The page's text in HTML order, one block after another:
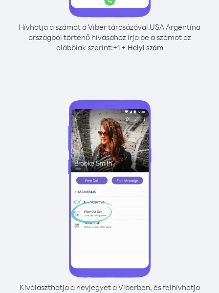
Hívhatja a számot a Viber tárcsázóval.USA Argentína
országból történő hívásához írja be a számot az
alábbiak szerint:+1+ Helyi szám
Kiválaszthatja a névjegyet a Viberben, és felhívhatja